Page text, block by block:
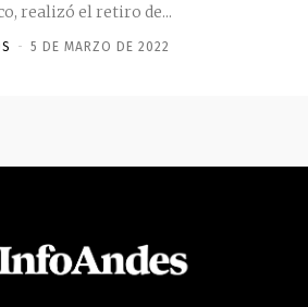
realizó el retiro de...
- 5 DE MARZO DE 2022